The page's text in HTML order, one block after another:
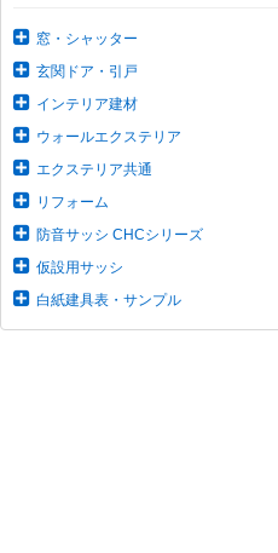
窓・シャッター
玄関ドア・引戸
インテリア建材
ウォールエクステリア
エクステリア共通
リフォーム
防音サッシ CHCシリーズ
仮設用サッシ
白紙建具表・サンプル